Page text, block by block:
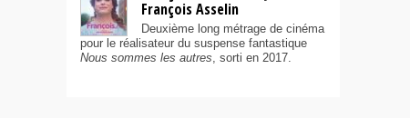
François Asselin
Deuxième long métrage de cinéma
pour le réalisateur du suspense fantastique
Nous sommes les autres, sorti en 2017.